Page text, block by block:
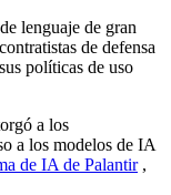
lenguaje de gran
de defensa
políticas de uso
a los
a los modelos de IA
de IA de Palantir,